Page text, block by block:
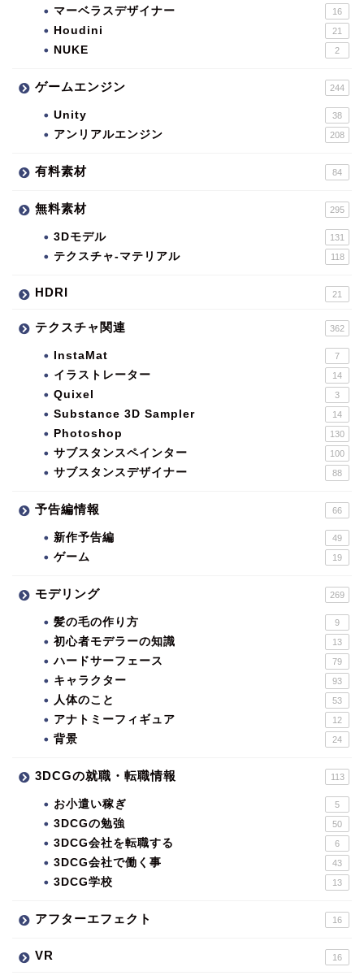
マーベラスデザイナー 16
Houdini 21
NUKE 2
ゲームエンジン 244
Unity 38
アンリアルエンジン 208
有料素材 84
無料素材 295
3Dモデル 131
テクスチャ-マテリアル 118
HDRI 21
テクスチャ関連 362
InstaMat 7
イラストレーター 14
Quixel 3
Substance 3D Sampler 14
Photoshop 130
サブスタンスペインター 100
サブスタンスデザイナー 88
予告編情報 66
新作予告編 49
ゲーム 19
モデリング 269
髪の毛の作り方 9
初心者モデラーの知識 13
ハードサーフェース 79
キャラクター 93
人体のこと 53
アナトミーフィギュア 12
背景 24
3DCGの就職・転職情報 113
お小遣い稼ぎ 5
3DCGの勉強 50
3DCG会社を転職する 6
3DCG会社で働く事 43
3DCG学校 13
アフターエフェクト 16
VR 16